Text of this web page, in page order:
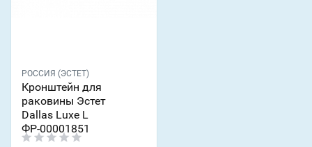
РОССИЯ (ЭСТЕТ)
Кронштейн для
раковины Эстет
Dallas Luxe L
ФР-00001851